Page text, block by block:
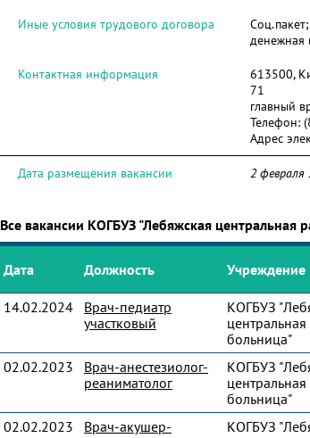
Иные условия трудового договора
денежная
Контактная информация
613500,
71
главный
Телефон:
Адрес
Дата размещения вакансии 2 февраля
Все вакансии КОГБУЗ "Лебяжская центральная
Дата Должность Учреждение
14.02.2024
Врач-педиатр
участковый
КОГБУЗ
больница"
02.02.2023
Врач-анестезиолог-
реаниматолог
КОГБУЗ
больница"
02.02.2023
Врач-акушер-
КОГБУЗ